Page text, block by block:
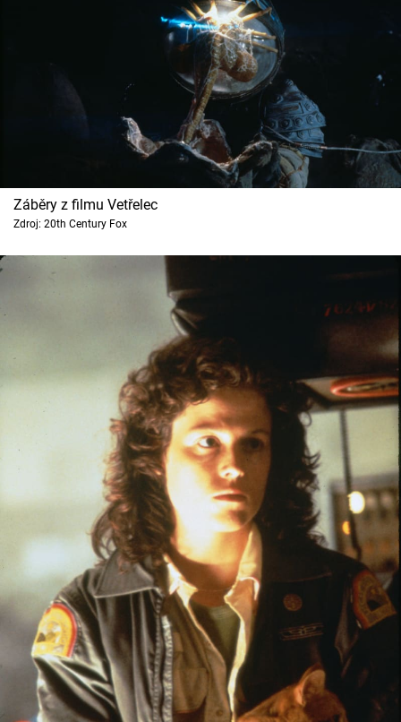
Záběry z filmu Vetřelec
Zdroj: 20th Century Fox